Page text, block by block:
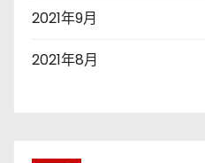
2021年9月
2021年8月